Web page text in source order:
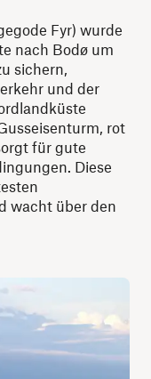
Fyr) wurde
nach Bodø um
sichern,
und der
rot
für gute
Diese
wacht über den